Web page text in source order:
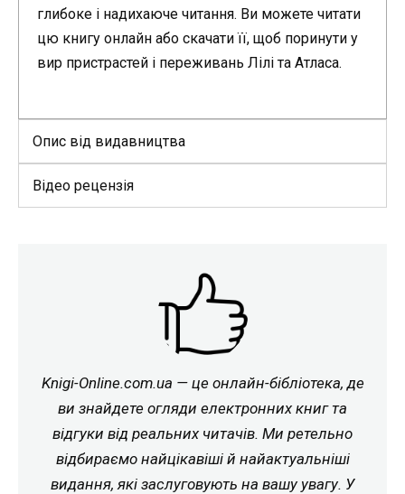
глибоке і надихаюче читання. Ви можете читати
цю книгу онлайн або скачати її, щоб поринути у
вир пристрастей і переживань Лілі та Атласа.
Опис від видавництва
Відео рецензія
Knigi-Online.com.ua — це онлайн-бібліотека, де
ви знайдете огляди електронних книг та
відгуки від реальних читачів. Ми ретельно
відбираємо найцікавіші й найактуальніші
видання, які заслуговують на вашу увагу. У